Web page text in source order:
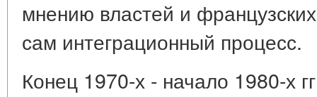
мнению властей и
сам интеграционный процесс.
Конец 1970-х - начало 1980-х